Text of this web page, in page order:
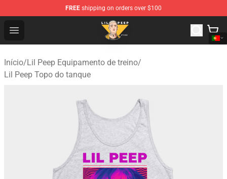
FREE shipping on orders over $100
Open menu
Lil Peep Store - Official Lil Peep Merchandise Shop
Início/Lil Peep Equipamento de treino/
Lil Peep Topo do tanque